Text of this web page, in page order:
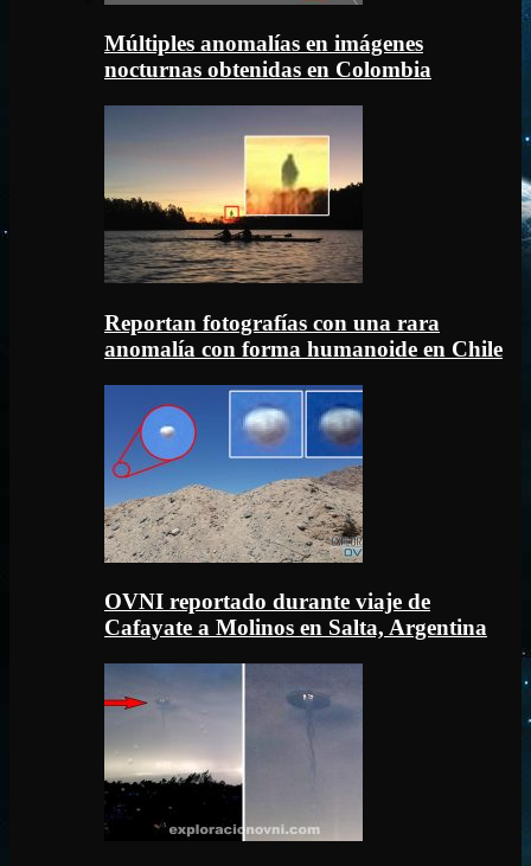
Múltiples anomalías en imágenes
nocturnas obtenidas en Colombia
Reportan fotografías con una rara
anomalía con forma humanoide en Chile
OVNI reportado durante viaje de
Cafayate a Molinos en Salta, Argentina